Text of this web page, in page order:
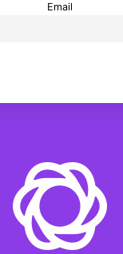
Email